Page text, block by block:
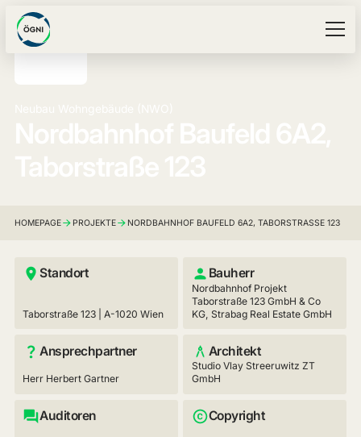
HOMEPAGE PROJEKTE NORDBAHNHOF BAUFELD 6A2, TABORSTRASSE 123
Standort
Taborstraße 123 | A-1020 Wien
Bauherr
Nordbahnhof Projekt
Taborstraße 123 GmbH & Co
KG, Strabag Real Estate GmbH
Ansprechpartner
Herr Herbert Gartner
Architekt
Studio Vlay Streeruwitz ZT
GmbH
Auditoren Copyright